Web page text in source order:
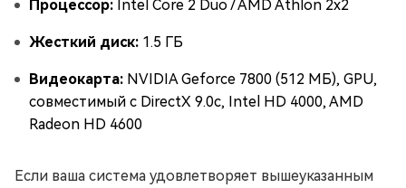
Процессор: Intel Core 2 Duo / AMD Athlon 2x2
Жесткий диск: 1.5 ГБ
Видеокарта: NVIDIA Geforce 7800 (512 МБ), GPU,
совместимый с DirectX 9.0c, Intel HD 4000, AMD
Radeon HD 4600
Если ваша система удовлетворяет вышеуказанным